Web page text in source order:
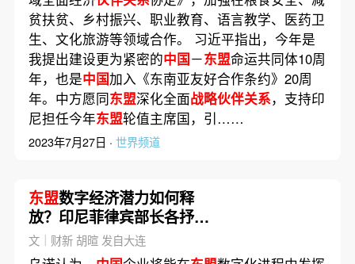
贫扶贫、乡村振兴、职业教育、语言教学、医药卫
生、文化旅游等领域合作。 习近平指出，今年是
我提出建设更为紧密的中国－东盟命运共同体10周
年，也是中国加入《东南亚友好合作条约》20周
年。中方愿同东盟深化全面战略伙伴关系，支持印
尼担任今年东盟轮值主席国，引……
2023年7月27日 · 世界频道
东盟数字经济潜力如何释
放？印尼菲律宾部长各抒己
见
文｜财新 胡暄 发自大连